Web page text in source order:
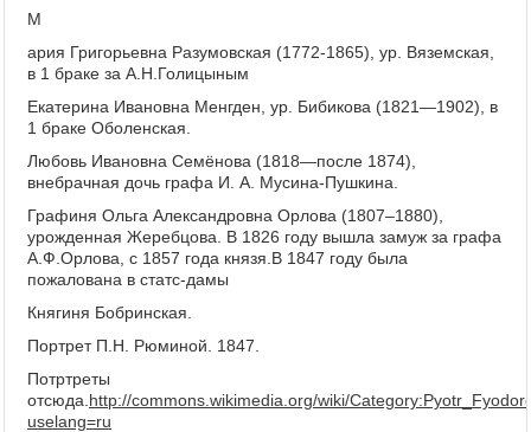
М
ария Григорьевна Разумовская (1772-1865), ур. Вяземская,
в 1 браке за А.Н.Голицыным
Екатерина Ивановна Менгден, ур. Бибикова (1821—1902), в
1 браке Оболенская.
Любовь Ивановна Семёнова (1818—после 1874),
внебрачная дочь графа И. А. Мусина-Пушкина.
Графиня Ольга Александровна Орлова (1807–1880),
урожденная Жеребцова. В 1826 году вышла замуж за графа
А.Ф.Орлова, с 1857 года князя.В 1847 году была
пожалована в статс-дамы
Княгиня Бобринская.
Портрет П.Н. Рюминой. 1847.
Потртреты
отсюда. http://commons.wikimedia.org/wiki/
uselang=ru